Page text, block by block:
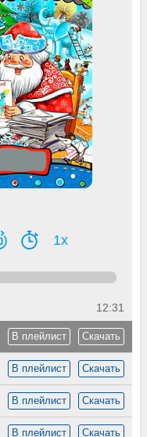
1x
12:31
В плейлист Скачать
В плейлист Скачать
В плейлист Скачать
В плейлист Скачать